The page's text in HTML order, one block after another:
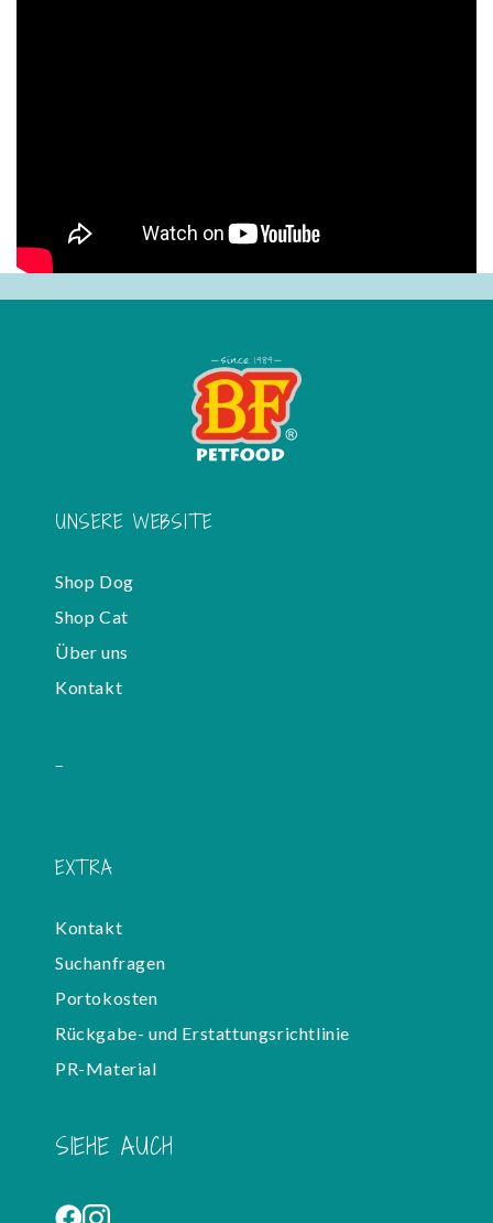
UNSERE WEBSITE
Shop Dog
Shop Cat
Über uns
Kontakt
-
EXTRA
Kontakt
Suchanfragen
Portokosten
Rückgabe- und Erstattungsrichtlinie
PR-Material
SIEHE AUCH